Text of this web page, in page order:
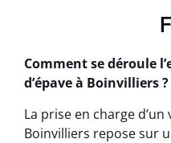
Comment se déroule
d’épave à Boinvilliers ?
La prise en charge d’un
Boinvilliers repose sur